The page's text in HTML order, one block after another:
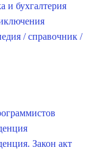
и бухгалтерия
/ справочник /
Закон акт